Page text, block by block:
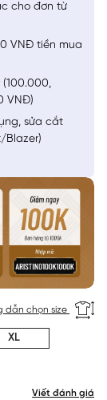
Viết đánh giá
dẫn chọn size
XL
cho đơn từ
VNĐ tiền mua
(100.000,
VNĐ)
sửa cắt
Blazer)